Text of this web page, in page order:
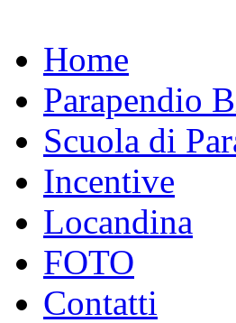
Home
Parapendio
Scuola di
Incentive
Locandina
FOTO
Contatti